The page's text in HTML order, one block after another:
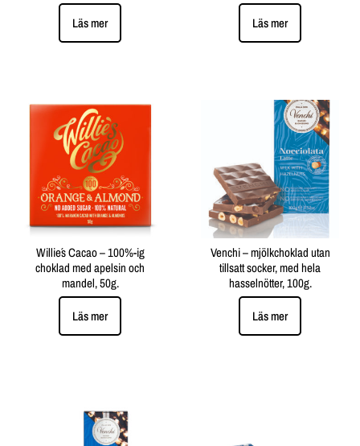
Läs mer
Läs mer
Willie´s Cacao – 100%-ig
choklad med apelsin och
mandel, 50g.
Läs mer
Venchi – mjölkchoklad utan
tillsatt socker, med hela
hasselnötter, 100g.
Läs mer